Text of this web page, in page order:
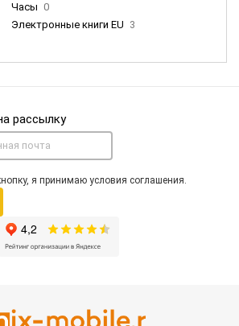
Часы 0
Электронные книги EU 3
рассылку
я принимаю условия соглашения.